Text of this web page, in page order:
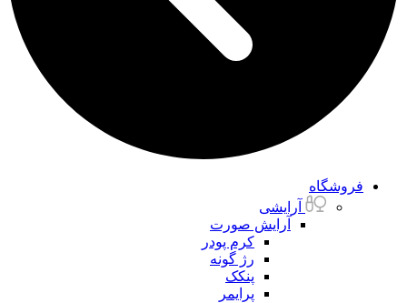
فروشگاه
آرایشی
آرایش صورت
کرم پودر
رژ گونه
پنکک
پرایمر